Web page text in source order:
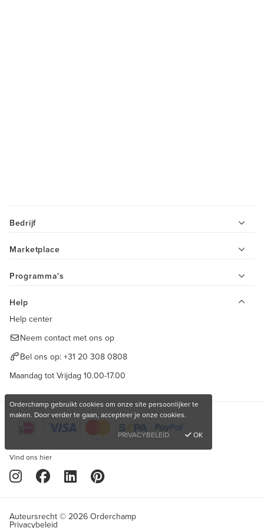
Bedrijf
Marketplace
Programma's
Help
Help center
Neem contact met ons op
Bel ons op: +31 20 308 0808
Maandag tot Vrijdag 10.00-17.00
Vind ons hier
Auteursrecht © 2026 Orderchamp
Privacybeleid
Orderchamp gebruikt cookies om onze site persoonlijker te
maken. Door verder te gaan, accepteer je onze cookies.
PRIVACYBELEID
OK